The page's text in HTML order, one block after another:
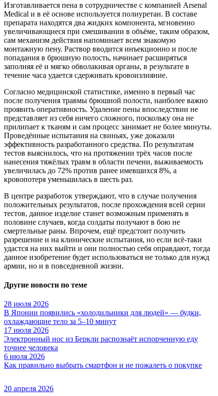
Изготавливается пена в сотрудничестве с компанией Arsenal
Medical и в её основе используется полиуретан. В составе
препарата находятся два жидких компонента, мгновенно
увеличивающиеся при смешивании в объёме, таким образом,
сам механизм действия напоминает всем знакомую
монтажную пену. Раствор вводится инъекционно и после
попадания в брюшную полость, начинает расширяться
заполняя её и мягко обволакивая органы, в результате в
течение часа удается сдерживать кровоизлияние.
Согласно медицинской статистике, именно в первый час
после получения травмы брюшной полости, наиболее важно
проявить оперативность. Удаление пены впоследствии не
представляет из себя ничего сложного, поскольку она не
прилипает к тканям и сам процесс занимает не более минуты.
Проведённые испытания на свиньях, уже доказали
эффективность разработанного средства. По результатам
тестов выяснилось, что на протяжении трёх часов после
нанесения тяжёлых травм в области печени, выживаемость
увеличилась до 72% против ранее имевшихся 8%, а
кровопотеря уменьшилась в шесть раз.
В центре разработок утверждают, что в случае получения
положительных результатов, после прохождения всей серии
тестов, данное изделие станет возможным применять в
половине случаев, когда солдаты получают в бою не
смертельные раны. Впрочем, ещё предстоит получить
разрешение и на клинические испытания, но если всё-таки
удастся на них выйти и они полностью себя оправдают, тогда
данное изобретение будет использоваться не только для нужд
армии, но и в повседневной жизни.
Другие новости по теме
28 июля 2026
В Японии появились «холодильники для людей» — будки,
охлаждающие тело за 5–10 минут
17 июля 2026
Электронный нос из Беркли распознаёт испорченную еду
точнее человека
6 июля 2026
Как правильно выбрать смартфон и не пожалеть о покупке
20 апреля 2026